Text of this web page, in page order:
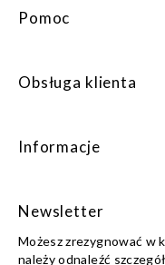
Pomoc
Obsługa klienta
Informacje
Newsletter
Możesz zrezygnować w
należy odnaleźć